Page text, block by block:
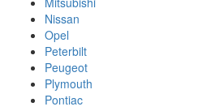
Nissan
Opel
Peterbilt
Peugeot
Plymouth
Pontiac